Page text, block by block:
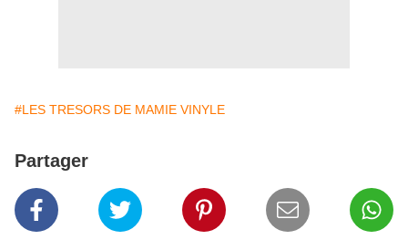
#LES TRESORS DE MAMIE VINYLE
Partager